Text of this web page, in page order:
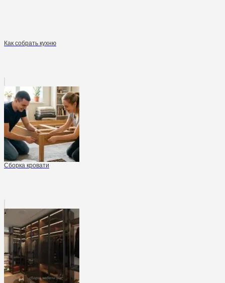
Как собрать кухню
Сборка кровати